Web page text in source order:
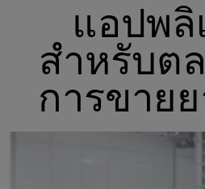
แอปพลิ
สำหรับต
การขาย